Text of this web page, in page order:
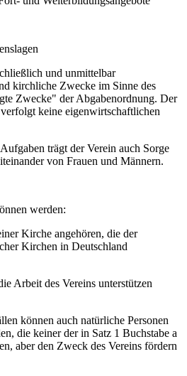
und unmittelbar
kirchliche Zwecke im Sinne des
Zwecke" der Abgabenordnung. Der
keine eigenwirtschaftlichen
trägt der Verein auch Sorge
von Frauen und Männern.
werden:
Kirche angehören, die der
Kirchen in Deutschland
Arbeit des Vereins unterstützen
können auch natürliche Personen
die keiner der in Satz 1 Buchstabe a
aber den Zweck des Vereins fördern